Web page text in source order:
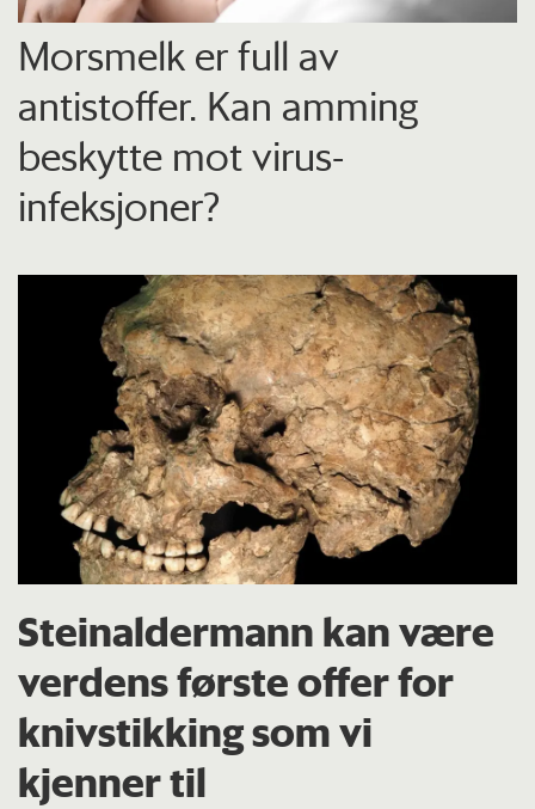
Morsmelk er full av
antistoffer. Kan amming
beskytte mot virus-
infeksjoner?
Steinaldermann kan være
verdens første offer for
knivstikking som vi
kjenner til